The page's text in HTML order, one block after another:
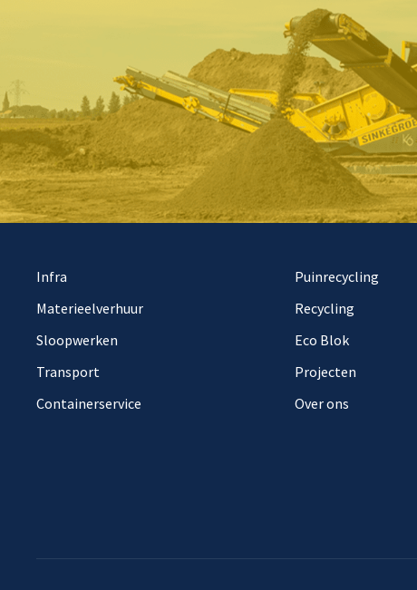
Infra
Materieelverhuur
Sloopwerken
Transport
Containerservice
Puinrecycling
Recycling
Eco Blok
Projecten
Over ons